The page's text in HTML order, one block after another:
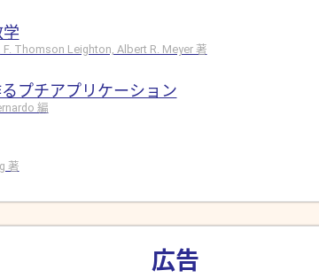
F. Thomson Leighton, Albert R. Meyer 著
プチアプリケーション
編
著
広告